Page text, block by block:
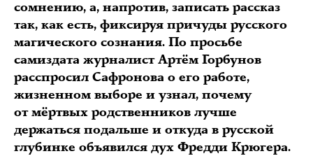
сомнению, а, напротив, записать рассказ
так, как есть, фиксируя причуды русского
магического сознания. По просьбе
самиздата журналист Артём Горбунов
расспросил Сафронова о его работе,
жизненном выборе и узнал, почему
от мёртвых родственников лучше
держаться подальше и откуда в русской
глубинке объявился дух Фредди Крюгера.